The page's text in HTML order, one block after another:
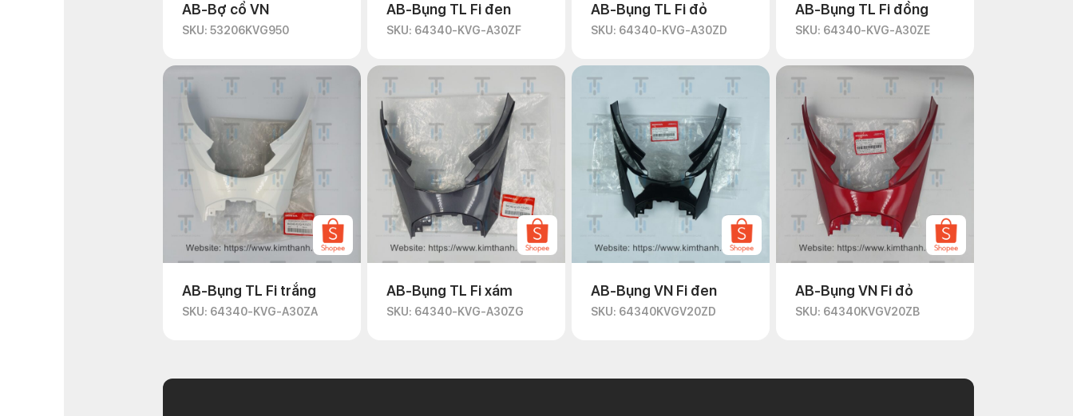
AB-Bợ cổ VN
SKU: 53206KVG950
AB-Bụng TL Fi đen
SKU: 64340-KVG-A30ZF
AB-Bụng TL Fi đỏ
SKU: 64340-KVG-A30ZD
AB-Bụng TL Fi đồng
SKU: 64340-KVG-A30ZE
AB-Bụng TL Fi trắng
SKU: 64340-KVG-A30ZA
AB-Bụng TL Fi xám
SKU: 64340-KVG-A30ZG
AB-Bụng VN Fi đen
SKU: 64340KVGV20ZD
AB-Bụng VN Fi đỏ
SKU: 64340KVGV20ZB